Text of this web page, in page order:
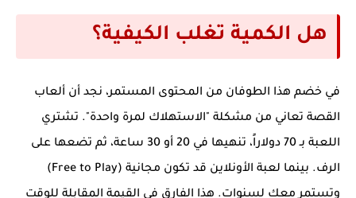
هل الكمية تغلب الكيفية؟
في خضم هذا الطوفان من المحتوى المستمر، نجد أن ألعاب
القصة تعاني من مشكلة "الاستهلاك لمرة واحدة". تشتري
اللعبة بـ 70 دولاراً، تنهيها في 20 أو 30 ساعة، ثم تضعها على
الرف. بينما لعبة الأونلاين قد تكون مجانية (Free to Play)
وتستمر معك لسنوات. هذا الفارق في القيمة المقابلة للوقت